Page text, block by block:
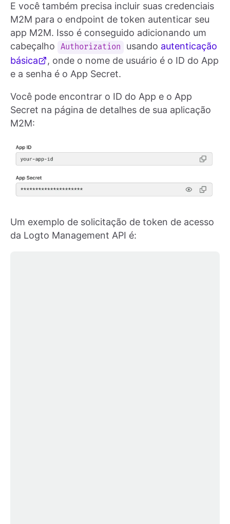
E você também precisa incluir suas credenciais
M2M para o endpoint de token autenticar seu
app M2M. Isso é conseguido adicionando um
cabeçalho
Authorization usando autenticação
básica
, onde o nome de usuário é o ID do App
e a senha é o App Secret.
Você pode encontrar o ID do App e o App
Secret na página de detalhes de sua aplicação
M2M:
Um exemplo de solicitação de token de acesso
da Logto Management API é: